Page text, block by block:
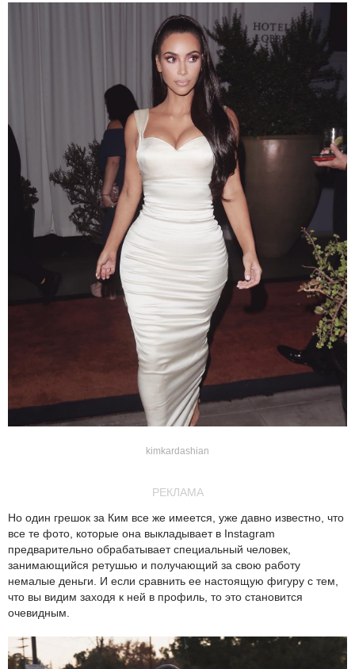
kimkardashian
РЕКЛАМА
Но один грешок за Ким все же имеется, уже давно известно, что
все те фото, которые она выкладывает в Instagram
предварительно обрабатывает специальный человек,
занимающийся ретушью и получающий за свою работу
немалые деньги. И если сравнить ее настоящую фигуру с тем,
что вы видим заходя к ней в профиль, то это становится
очевидным.